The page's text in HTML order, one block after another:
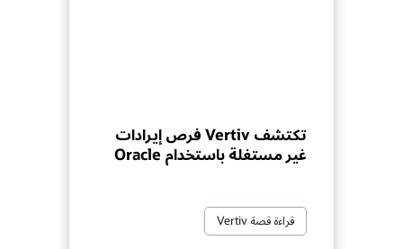
تكتشف Vertiv فرص إيرادات
غير مستغلة باستخدام Oracle
قراءة قصة Vertiv